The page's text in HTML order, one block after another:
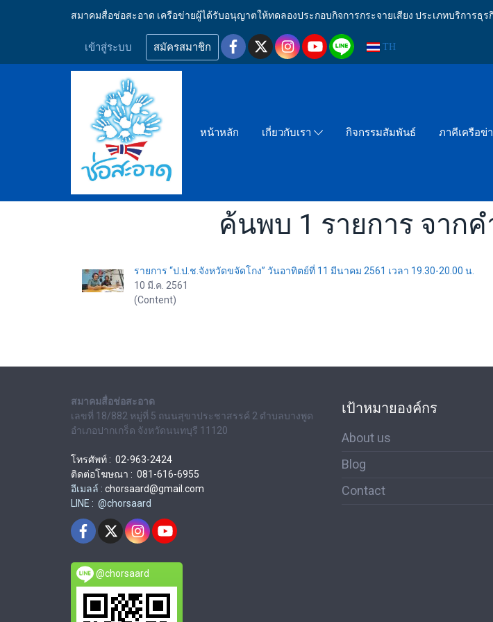
สมาคมสื่อช่อสะอาด เครือข่ายผู้ได้รับอนุญาตให้ทดลองประกอบกิจการกระจายเสียง ประเภทบริการ
เข้าสู่ระบบ สมัครสมาชิก TH
หน้าหลัก เกี่ยวกับเรา กิจกรรมสัมพันธ์ ภาคีเครือข่
ค้นพบ 1 รายการ จาก
รายการ “ป.ป.ช.จังหวัดขจัดโกง” วันอาทิตย์ที่ 11 มีนาคม 2561 เวลา 19.30-20.00 น.
10 มี.ค. 2561
(Content)
สมาคมสื่อช่อสะอาด
เลขที่ 18/882 หมู่ที่ 5 ถนนสุขาประชาสรรค์ 2 ตำบลบางพูด
อำเภอปากเกร็ด จังหวัดนนทบุรี 11120
โทรศัพท์ : 02-963-2424
ติดต่อโฆษณา : 081-616-6955
อีเมลล์ : chorsaard@gmail.com
LINE : @chorsaard
@chorsaard
เป้าหมายองค์กร
About us
Blog
Contact